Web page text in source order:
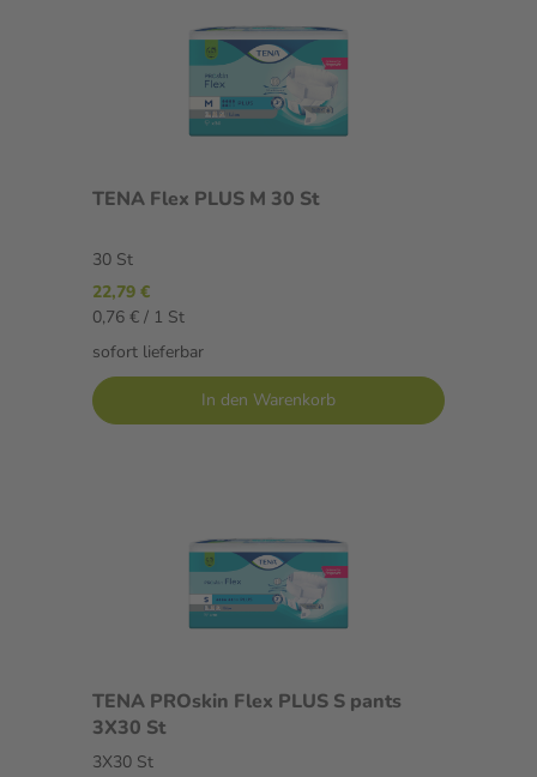
TENA Flex PLUS M 30 St
30 St
22,79 €
0,76 € / 1 St
sofort lieferbar
In den Warenkorb
TENA PROskin Flex PLUS S pants
3X30 St
3X30 St